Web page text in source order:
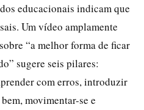
educacionais indicam que
Um vídeo amplamente
“a melhor forma de ficar
sugere seis pilares:
com erros, introduzir
movimentar-se e